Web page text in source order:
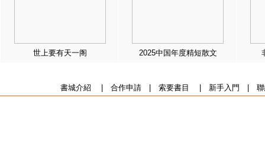
世上要有天一阁 2025中国年度精短散文
書城介紹 合作申請| 索要書目 新手入門